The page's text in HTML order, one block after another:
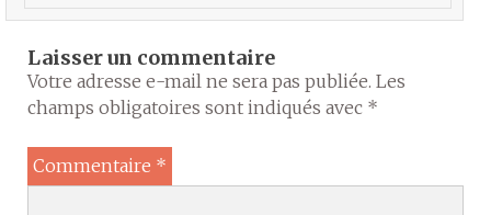
Laisser un commentaire
Votre adresse e-mail ne sera pas publiée. Les
champs obligatoires sont indiqués avec *
Commentaire *